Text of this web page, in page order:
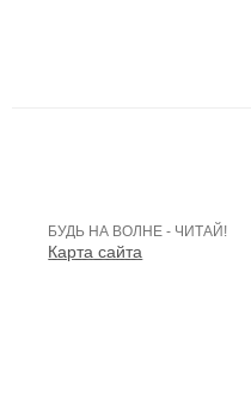
БУДЬ НА ВОЛНЕ - ЧИТАЙ!
Карта сайта